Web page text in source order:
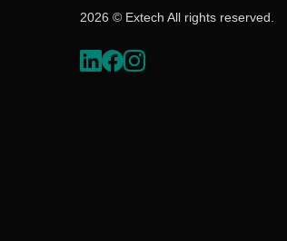
2026 © Extech All rights reserved.